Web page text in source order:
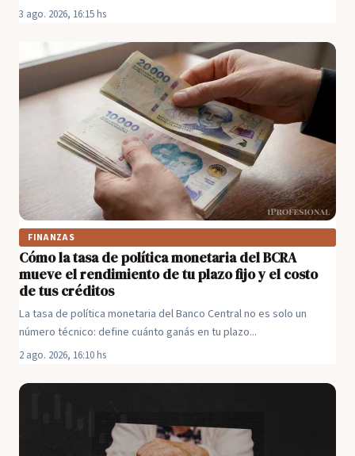
3 ago. 2026, 16:15 hs
FINANZAS
Cómo la tasa de política monetaria del BCRA
mueve el rendimiento de tu plazo fijo y el costo
de tus créditos
La tasa de política monetaria del Banco Central no es solo un
número técnico: define cuánto ganás en tu plazo...
2 ago. 2026, 16:10 hs